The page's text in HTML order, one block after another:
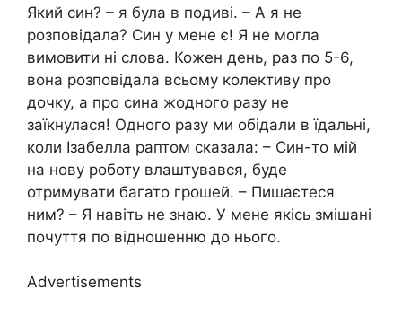
Який син? – я була в подиві. – А я не
розповідала? Син у мене є! Я не могла
вимовити ні слова. Кожен день, раз по 5-6,
вона розповідала всьому колективу про
дочку, а про сина жодного разу не
заїкнулася! Одного разу ми обідали в їдальні,
коли Ізабелла раптом сказала: – Син-то мій
на нову роботу влаштувався, буде
отримувати багато грошей. – Пишаєтеся
ним? – Я навіть не знаю. У мене якісь змішані
почуття по відношенню до нього.
Advertisements